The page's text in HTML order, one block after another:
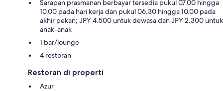
Sarapan prasmanan berbayar tersedia pukul 07.00 hingga
10.00 pada hari kerja dan pukul 06.30 hingga 10.00 pada
akhir pekan; JPY 4.500 untuk dewasa dan JPY 2.300 untuk
anak-anak
1 bar/lounge
4 restoran
Restoran di properti
Azur